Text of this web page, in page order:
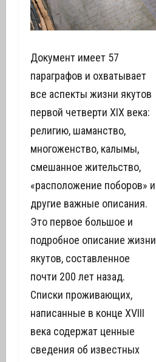
Документ имеет 57
параграфов и охватывает
все аспекты жизни якутов
первой четверти XIX века:
религию, шаманство,
многоженство, калымы,
смешанное жительство,
«расположение поборов» и
другие важные описания.
Это первое большое и
подробное описание жизни
якутов, составленное
почти 200 лет назад.
Списки проживающих,
написанные в конце XVIII
века содержат ценные
сведения об известных